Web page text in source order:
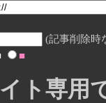
(記事削除時
■
ト専用